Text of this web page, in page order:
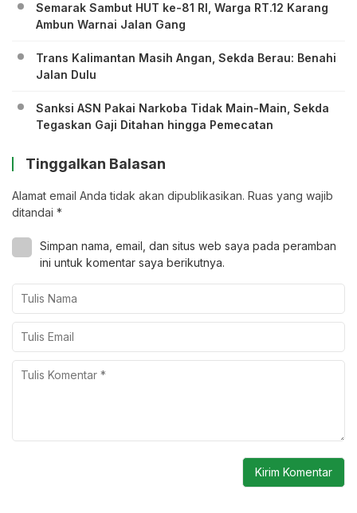
Semarak Sambut HUT ke-81 RI, Warga RT.12 Karang
Ambun Warnai Jalan Gang
Trans Kalimantan Masih Angan, Sekda Berau: Benahi
Jalan Dulu
Sanksi ASN Pakai Narkoba Tidak Main-Main, Sekda
Tegaskan Gaji Ditahan hingga Pemecatan
Tinggalkan Balasan
Alamat email Anda tidak akan dipublikasikan. Ruas yang wajib
ditandai *
Simpan nama, email, dan situs web saya pada peramban
ini untuk komentar saya berikutnya.